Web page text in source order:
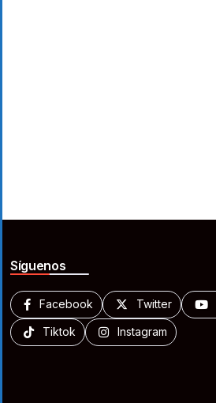
Síguenos
Facebook Twitter
Tiktok Instagram